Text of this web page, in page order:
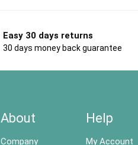
Easy 30 days returns
30 days money back guarantee
About
Company
Help
My Account